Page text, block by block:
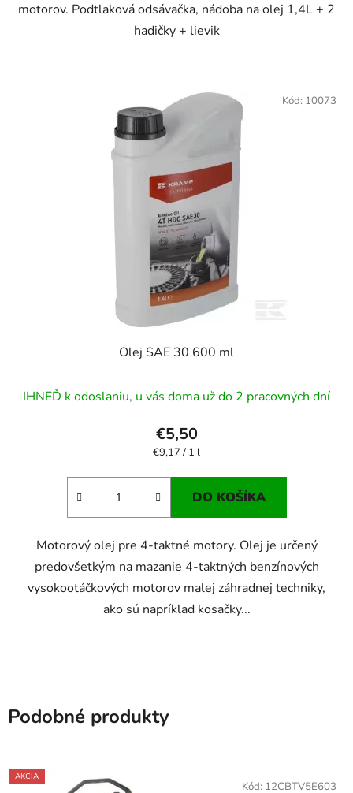
motorov. Podtlaková odsávačka, nádoba na olej 1,4L + 2
hadičky + lievik
Olej SAE 30 600 ml
IHNEĎ k odoslaniu, u vás doma už do 2 pracovných dní
€5,50
Jednotková
€9,17 / 1 l
DO KOŠÍKA
Motorový olej pre 4-taktné motory. Olej je určený
predovšetkým na mazanie 4-taktných benzínových
vysokootáčkových motorov malej záhradnej techniky,
ako sú napríklad kosačky...
Kód: 10073
Podobné produkty
AKCIA
Kód: 12CBTV5E603